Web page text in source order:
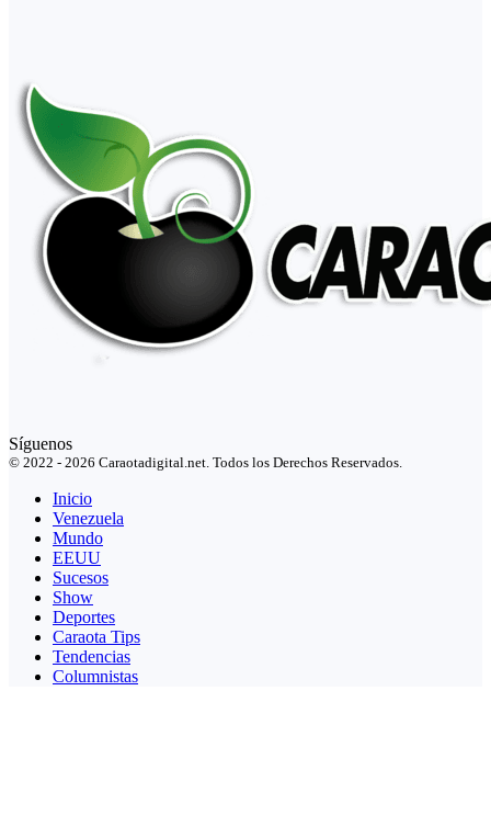
Síguenos
© 2022 - 2026 Caraotadigital.net. Todos los Derechos Reservados.
Inicio
Venezuela
Mundo
EEUU
Sucesos
Show
Deportes
Caraota Tips
Tendencias
Columnistas